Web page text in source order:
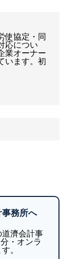
使協定・同
応につい
業オーナー
います。初
務所へ
濟会計事
・オンラ
。